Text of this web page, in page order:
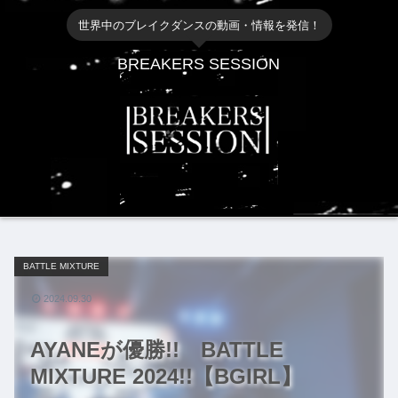
世界中のブレイクダンスの動画・情報を発信！
BREAKERS SESSION
AYANEが優勝!! BATTLE
MIXTURE 2024!!【BGIRL】
BATTLE MIXTURE
2024.09.30